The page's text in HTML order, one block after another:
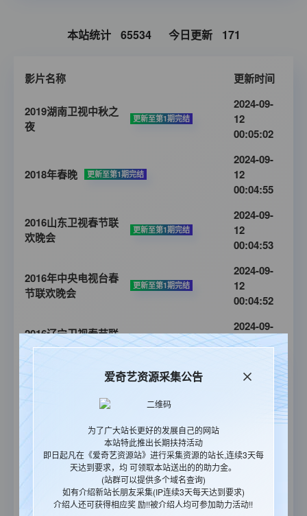
本站统计 65534 今日更新 171
影片名称 更新时间
2019湖南卫视中秋之
夜
更新至第1期完结
2024-09-
12
00:05:02
2018年春晚 更新至第1期完结
2024-09-
12
00:04:55
2016山东卫视春节联
欢晚会
更新至第1期完结
2024-09-
12
00:04:53
2016年中央电视台春
节联欢晚会
更新至第1期完结
2024-09-
12
00:04:52
2016辽宁卫视春节联
欢晚会
更新至第1期完结
2024-09-
12
2015年中央电视台春
节联欢晚会
2024-09-
宵喜乐会
更新至20150305期完结
12
2014华晨宇火星演
更新至第720P期完结
2024-09-
12
爱奇艺资源采集公告
为了广大站长更好的发展自己的网站
本站特此推出长期扶持活动
即日起凡在《爱奇艺资源站》进行采集资源的站长,连续3天每
天达到要求，均 可领取本站送出的的助力金。
(站群可以提供多个域名查询)
如有介绍新站长朋友采集(IP连续3天每天达到要求)
介绍人还可获得相应奖 励!!被介绍人均可参加助力活动!!